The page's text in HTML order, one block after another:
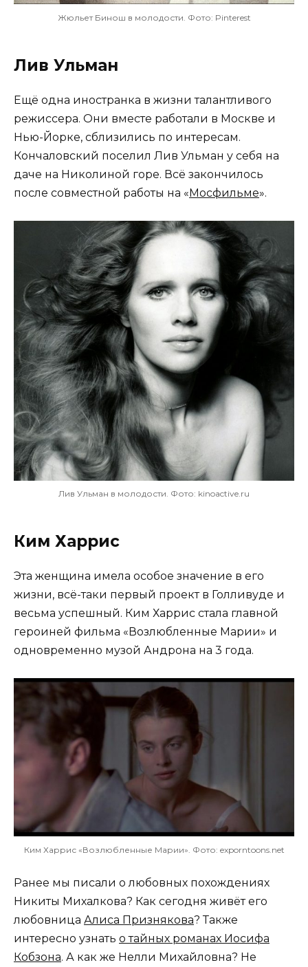
Жюльет Бинош в молодости. Фото: Pinterest
Лив Ульман
Ещё одна иностранка в жизни талантливого
режиссера. Они вместе работали в Москве и
Нью-Йорке, сблизились по интересам.
Кончаловский поселил Лив Ульман у себя на
даче на Николиной горе. Всё закончилось
после совместной работы на «Мосфильме».
Лив Ульман в молодости. Фото: kinoactive.ru
Ким Харрис
Эта женщина имела особое значение в его
жизни, всё-таки первый проект в Голливуде и
весьма успешный. Ким Харрис стала главной
героиней фильма «Возлюбленные Марии» и
одновременно музой Андрона на 3 года.
Ким Харрис «Возлюбленные Марии». Фото: exporntoons.net
Ранее мы писали о любовных похождениях
Никиты Михалкова? Как сегодня живёт его
любовница Алиса Признякова? Также
интересно узнать о тайных романах Иосифа
Кобзона. А как же Нелли Михайловна? Не